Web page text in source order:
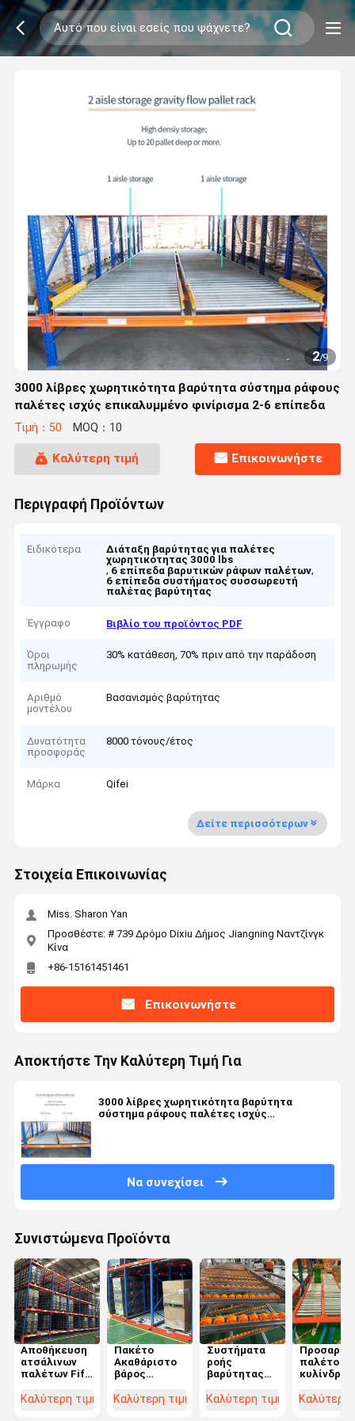
2/9
3000 λίβρες χωρητικότητα βαρύτητα σύστημα ράφους
παλέτες ισχύς επικαλυμμένο φινίρισμα 2-6 επίπεδα
Τιμή：50 MOQ：10
Καλύτερη τιμή Επικοινωνήστε
Περιγραφή Προϊόντων
Ειδικότερα
Διάταξη βαρύτητας για παλέτες
χωρητικότητας 3000 lbs
, 6 επίπεδα βαρυτικών ράφων παλέτων,
6 επίπεδα συστήματος συσσωρευτή
παλέτας βαρύτητας
Έγγραφο Βιβλίο του προϊόντος PDF
Όροι
πληρωμής
30% κατάθεση, 70% πριν από την παράδοση
Αριθμό
μοντέλου
Βασανισμός βαρύτητας
Δυνατότητα
προσφοράς
8000 τόνους/έτος
Μάρκα Qifei
Δείτε περισσότερων
Στοιχεία Επικοινωνίας
Miss. Sharon Yan
Προσθέστε: # 739 Δρόμο Dixiu Δήμος Jiangning Ναντζίνγκ
Κίνα
+86-15161451461
Επικοινωνήστε
Αποκτήστε Την Καλύτερη Τιμή Για
3000 λίβρες χωρητικότητα βαρύτητα
σύστημα ράφους παλέτες ισχύς
Να συνεχίσει
Συνιστώμενα Προϊόντα
Αποθήκευση
ατσάλινων
παλέτων Fifo
εξοπλισμό
Καλύτερη τιμή
Πακέτο
Ακαθάριστο
βάρος
Χρυσαφένιο
Καλύτερη τιμή
Συστήματα
ροής
βαρύτητας
χαρτόνια,
Καλύτερη τιμή
παλέτο
κυλίνδρου
παλέτας
Καλύτερη